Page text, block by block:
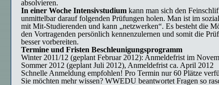
absolvieren.
In einer Woche Intensivstudium kann man sich den
unmittelbar darauf folgenden Prüfungen holen. Man ist im
mit Mit-Studierenden und kann „netzwerken“. Es besteht die
den Vortragenden persönlich kennenzulernen und somit die
besser vorbereiten.
Termine und Fristen Beschleunigungsprogramm
Winter 2011/12 (geplant Februar 2012): Anmeldefrist im
Sommer 2012 (geplant Juli 2012), Anmeldefrist ca. April 2012
Schnelle Anmeldung empfohlen! Pro Termin nur 60 Plätze
Sie möchten mehr wissen? WWEDU beantwortet Fragen so